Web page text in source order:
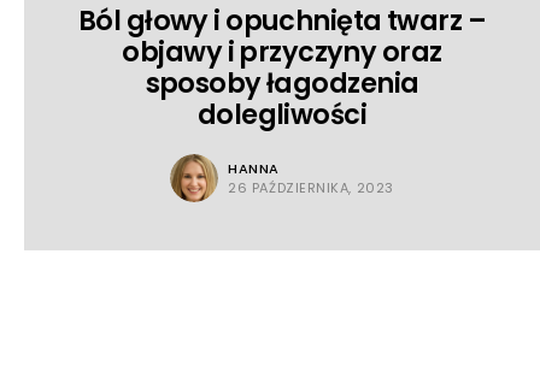
Ból głowy i opuchnięta twarz –
objawy i przyczyny oraz
sposoby łagodzenia
dolegliwości
HANNA
26 PAŹDZIERNIKA, 2023